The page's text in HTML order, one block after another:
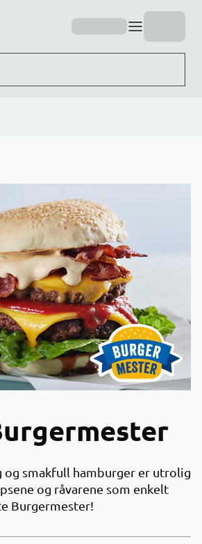
og smakfull hamburger er utrolig
og råvarene som enkelt
Burgermester!